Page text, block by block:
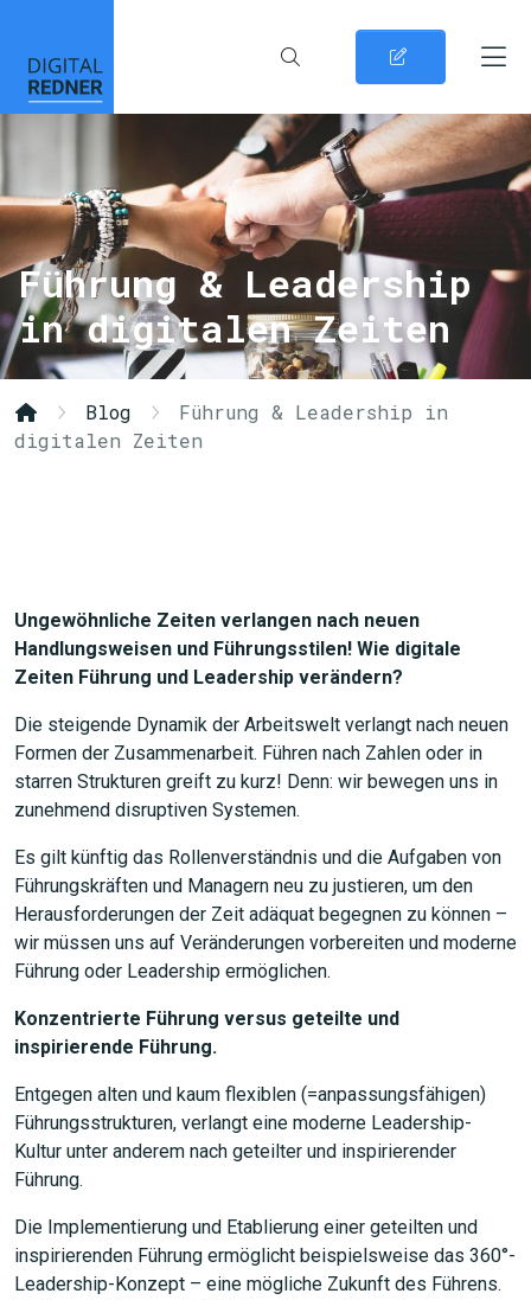
Führung & Leadership
in digitalen Zeiten
Blog
Führung & Leadership in
digitalen Zeiten
Ungewöhnliche Zeiten verlangen nach neuen
Handlungsweisen und Führungsstilen! Wie digitale
Zeiten Führung und Leadership verändern?
Die steigende Dynamik der Arbeitswelt verlangt nach neuen
Formen der Zusammenarbeit. Führen nach Zahlen oder in
starren Strukturen greift zu kurz! Denn: wir bewegen uns in
zunehmend disruptiven Systemen.
Es gilt künftig das Rollenverständnis und die Aufgaben von
Führungskräften und Managern neu zu justieren, um den
Herausforderungen der Zeit adäquat begegnen zu können –
wir müssen uns auf Veränderungen vorbereiten und moderne
Führung oder Leadership ermöglichen.
Konzentrierte Führung versus geteilte und
inspirierende Führung.
Entgegen alten und kaum flexiblen (=anpassungsfähigen)
Führungsstrukturen, verlangt eine moderne Leadership-
Kultur unter anderem nach geteilter und inspirierender
Führung.
Die Implementierung und Etablierung einer geteilten und
inspirierenden Führung ermöglicht beispielsweise das 360°-
Leadership-Konzept – eine mögliche Zukunft des Führens.